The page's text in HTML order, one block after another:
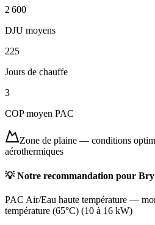
2 600
DJU moyens
225
Jours de chauffe
3
COP moyen PAC
Zone de plaine — conditions
aérothermiques
💡 Notre recommandation pour
PAC Air/Eau haute température —
température (65°C) (10 à 16 kW)